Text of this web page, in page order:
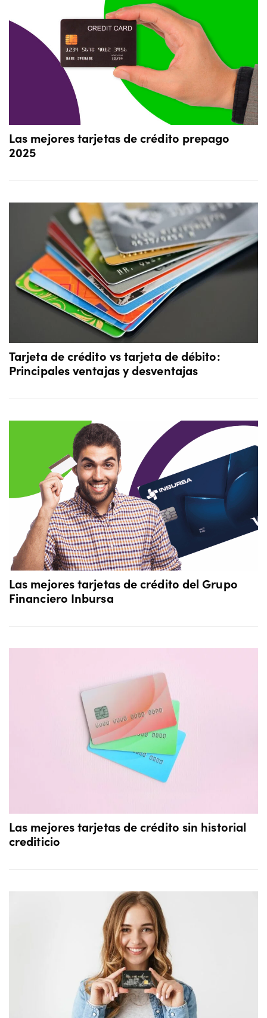
Las mejores tarjetas de crédito prepago
2025
Tarjeta de crédito vs tarjeta de débito:
Principales ventajas y desventajas
Las mejores tarjetas de crédito del Grupo
Financiero Inbursa
Las mejores tarjetas de crédito sin historial
crediticio